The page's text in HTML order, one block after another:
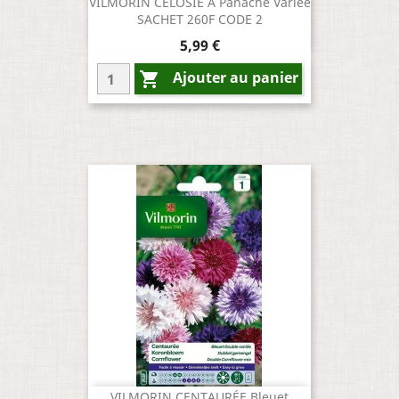
SACHET 260F CODE 2
Prix
5,99 €
 Ajouter au panier